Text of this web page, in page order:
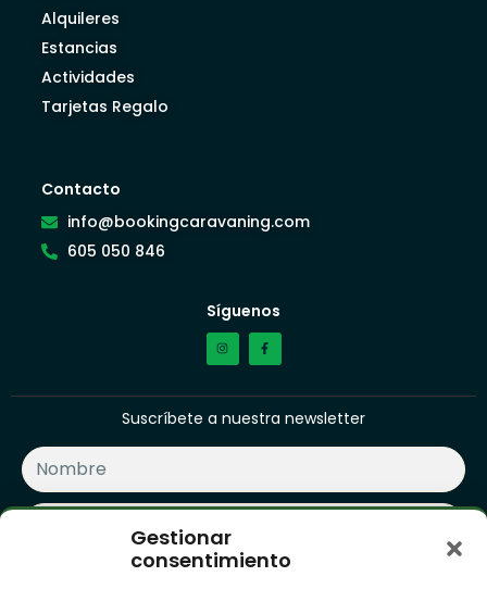
Gestionar
consentimiento
Alquileres
Estancias
Actividades
Tarjetas Regalo
Contacto
info@bookingcaravaning.com
605 050 846
Síguenos
Suscríbete a nuestra newsletter